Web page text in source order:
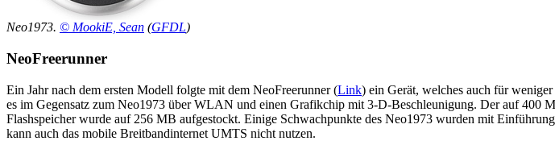
Neo1973. © MookiE, Sean (GFDL)
NeoFreerunner
Ein Jahr nach dem ersten Modell folgte mit dem NeoFreerunner (Link) ein Gerät, welches auch für
es im Gegensatz zum Neo1973 über WLAN und einen Grafikchip mit 3-D-Beschleunigung. Der auf 400
Flashspeicher wurde auf 256 MB aufgestockt. Einige Schwachpunkte des Neo1973 wurden mit
kann auch das mobile Breitbandinternet UMTS nicht nutzen.